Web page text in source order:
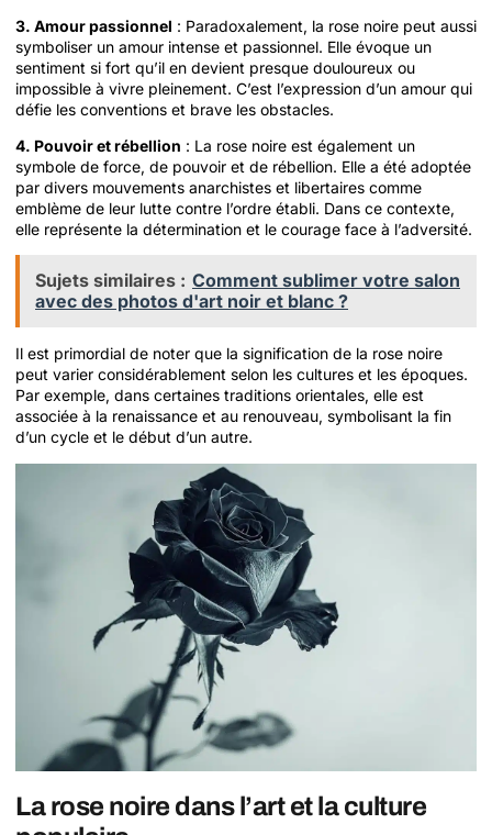
3. Amour passionnel : Paradoxalement, la rose noire peut aussi
symboliser un amour intense et passionnel. Elle évoque un
sentiment si fort qu’il en devient presque douloureux ou
impossible à vivre pleinement. C’est l’expression d’un amour qui
défie les conventions et brave les obstacles.
4. Pouvoir et rébellion : La rose noire est également un
symbole de force, de pouvoir et de rébellion. Elle a été adoptée
par divers mouvements anarchistes et libertaires comme
emblème de leur lutte contre l’ordre établi. Dans ce contexte,
elle représente la détermination et le courage face à l’adversité.
Sujets similaires : Comment sublimer votre salon
avec des photos d'art noir et blanc ?
Il est primordial de noter que la signification de la rose noire
peut varier considérablement selon les cultures et les époques.
Par exemple, dans certaines traditions orientales, elle est
associée à la renaissance et au renouveau, symbolisant la fin
d’un cycle et le début d’un autre.
La rose noire dans l’art et la culture